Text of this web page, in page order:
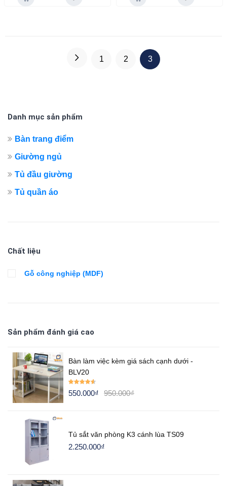
1 2 3
Danh mục sản phẩm
Bàn trang điểm
Giường ngủ
Tủ đầu giường
Tủ quần áo
Chất liệu
Gỗ công nghiệp (MDF)
Sản phẩm đánh giá cao
Bàn làm việc kèm giá sách cạnh dưới -
BLV20
Rated 4.50
950.000₫
550.000₫
Tủ sắt văn phòng K3 cánh lùa TS09
2.250.000₫